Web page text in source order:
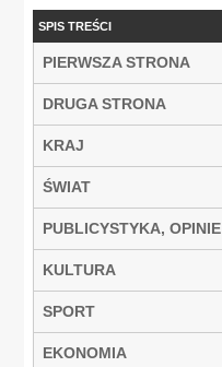
SPIS TREŚCI
PIERWSZA STRONA
DRUGA STRONA
KRAJ
ŚWIAT
PUBLICYSTYKA, OPINIE
KULTURA
SPORT
EKONOMIA